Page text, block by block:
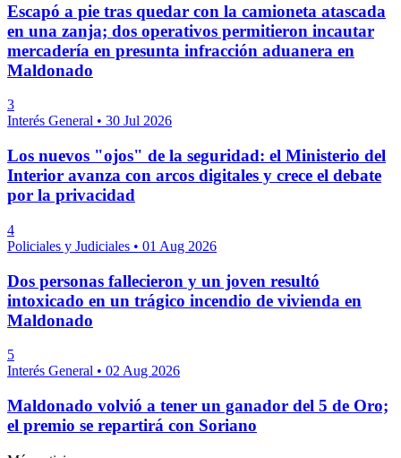
Escapó a pie tras quedar con la camioneta atascada
en una zanja; dos operativos permitieron incautar
mercadería en presunta infracción aduanera en
Maldonado
3
Interés General • 30 Jul 2026
Los nuevos "ojos" de la seguridad: el Ministerio del
Interior avanza con arcos digitales y crece el debate
por la privacidad
4
Policiales y Judiciales • 01 Aug 2026
Dos personas fallecieron y un joven resultó
intoxicado en un trágico incendio de vivienda en
Maldonado
5
Interés General • 02 Aug 2026
Maldonado volvió a tener un ganador del 5 de Oro;
el premio se repartirá con Soriano